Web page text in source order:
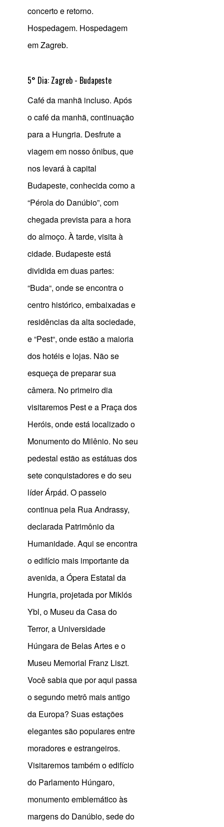
concerto e retorno.
Hospedagem. Hospedagem
em Zagreb.
5° Dia: Zagreb - Budapeste
Café da manhã incluso. Após
o café da manhã, continuação
para a Hungria. Desfrute a
viagem em nosso ônibus, que
nos levará à capital
Budapeste, conhecida como a
“Pérola do Danúbio”, com
chegada prevista para a hora
do almoço. À tarde, visita à
cidade. Budapeste está
dividida em duas partes:
“Buda“, onde se encontra o
centro histórico, embaixadas e
residências da alta sociedade,
e “Pest“, onde estão a maioria
dos hotéis e lojas. Não se
esqueça de preparar sua
câmera. No primeiro dia
visitaremos Pest e a Praça dos
Heróis, onde está localizado o
Monumento do Milênio. No seu
pedestal estão as estátuas dos
sete conquistadores e do seu
líder Árpád. O passeio
continua pela Rua Andrassy,
declarada Patrimônio da
Humanidade. Aqui se encontra
o edifício mais importante da
avenida, a Ópera Estatal da
Hungria, projetada por Miklós
Ybl, o Museu da Casa do
Terror, a Universidade
Húngara de Belas Artes e o
Museu Memorial Franz Liszt.
Você sabia que por aqui passa
o segundo metrô mais antigo
da Europa? Suas estações
elegantes são populares entre
moradores e estrangeiros.
Visitaremos também o edifício
do Parlamento Húngaro,
monumento emblemático às
margens do Danúbio, sede do